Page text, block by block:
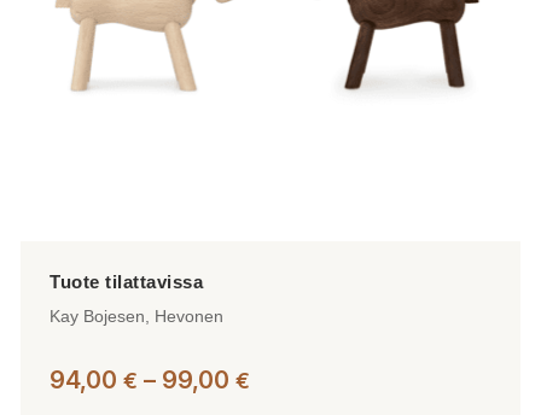
Kay Bojesen, Hevonen
94,00 € – 99,00 €